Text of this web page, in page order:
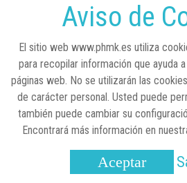
Lilly impulsa
visibilizar la
25 de marzo, 2023 ENTRE BASTIDORES
Real Academia
la sociedad actual
Aviso de
El sitio web www.phmk.es utiliza
para recopilar información que ayuda
páginas web. No se utilizarán las
de carácter personal. Usted puede
también puede cambiar su
Encontrará más información en
Aceptar